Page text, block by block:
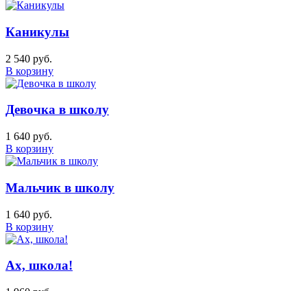
Каникулы
2 540 руб.
В корзину
Девочка в школу
1 640 руб.
В корзину
Мальчик в школу
1 640 руб.
В корзину
Ах, школа!